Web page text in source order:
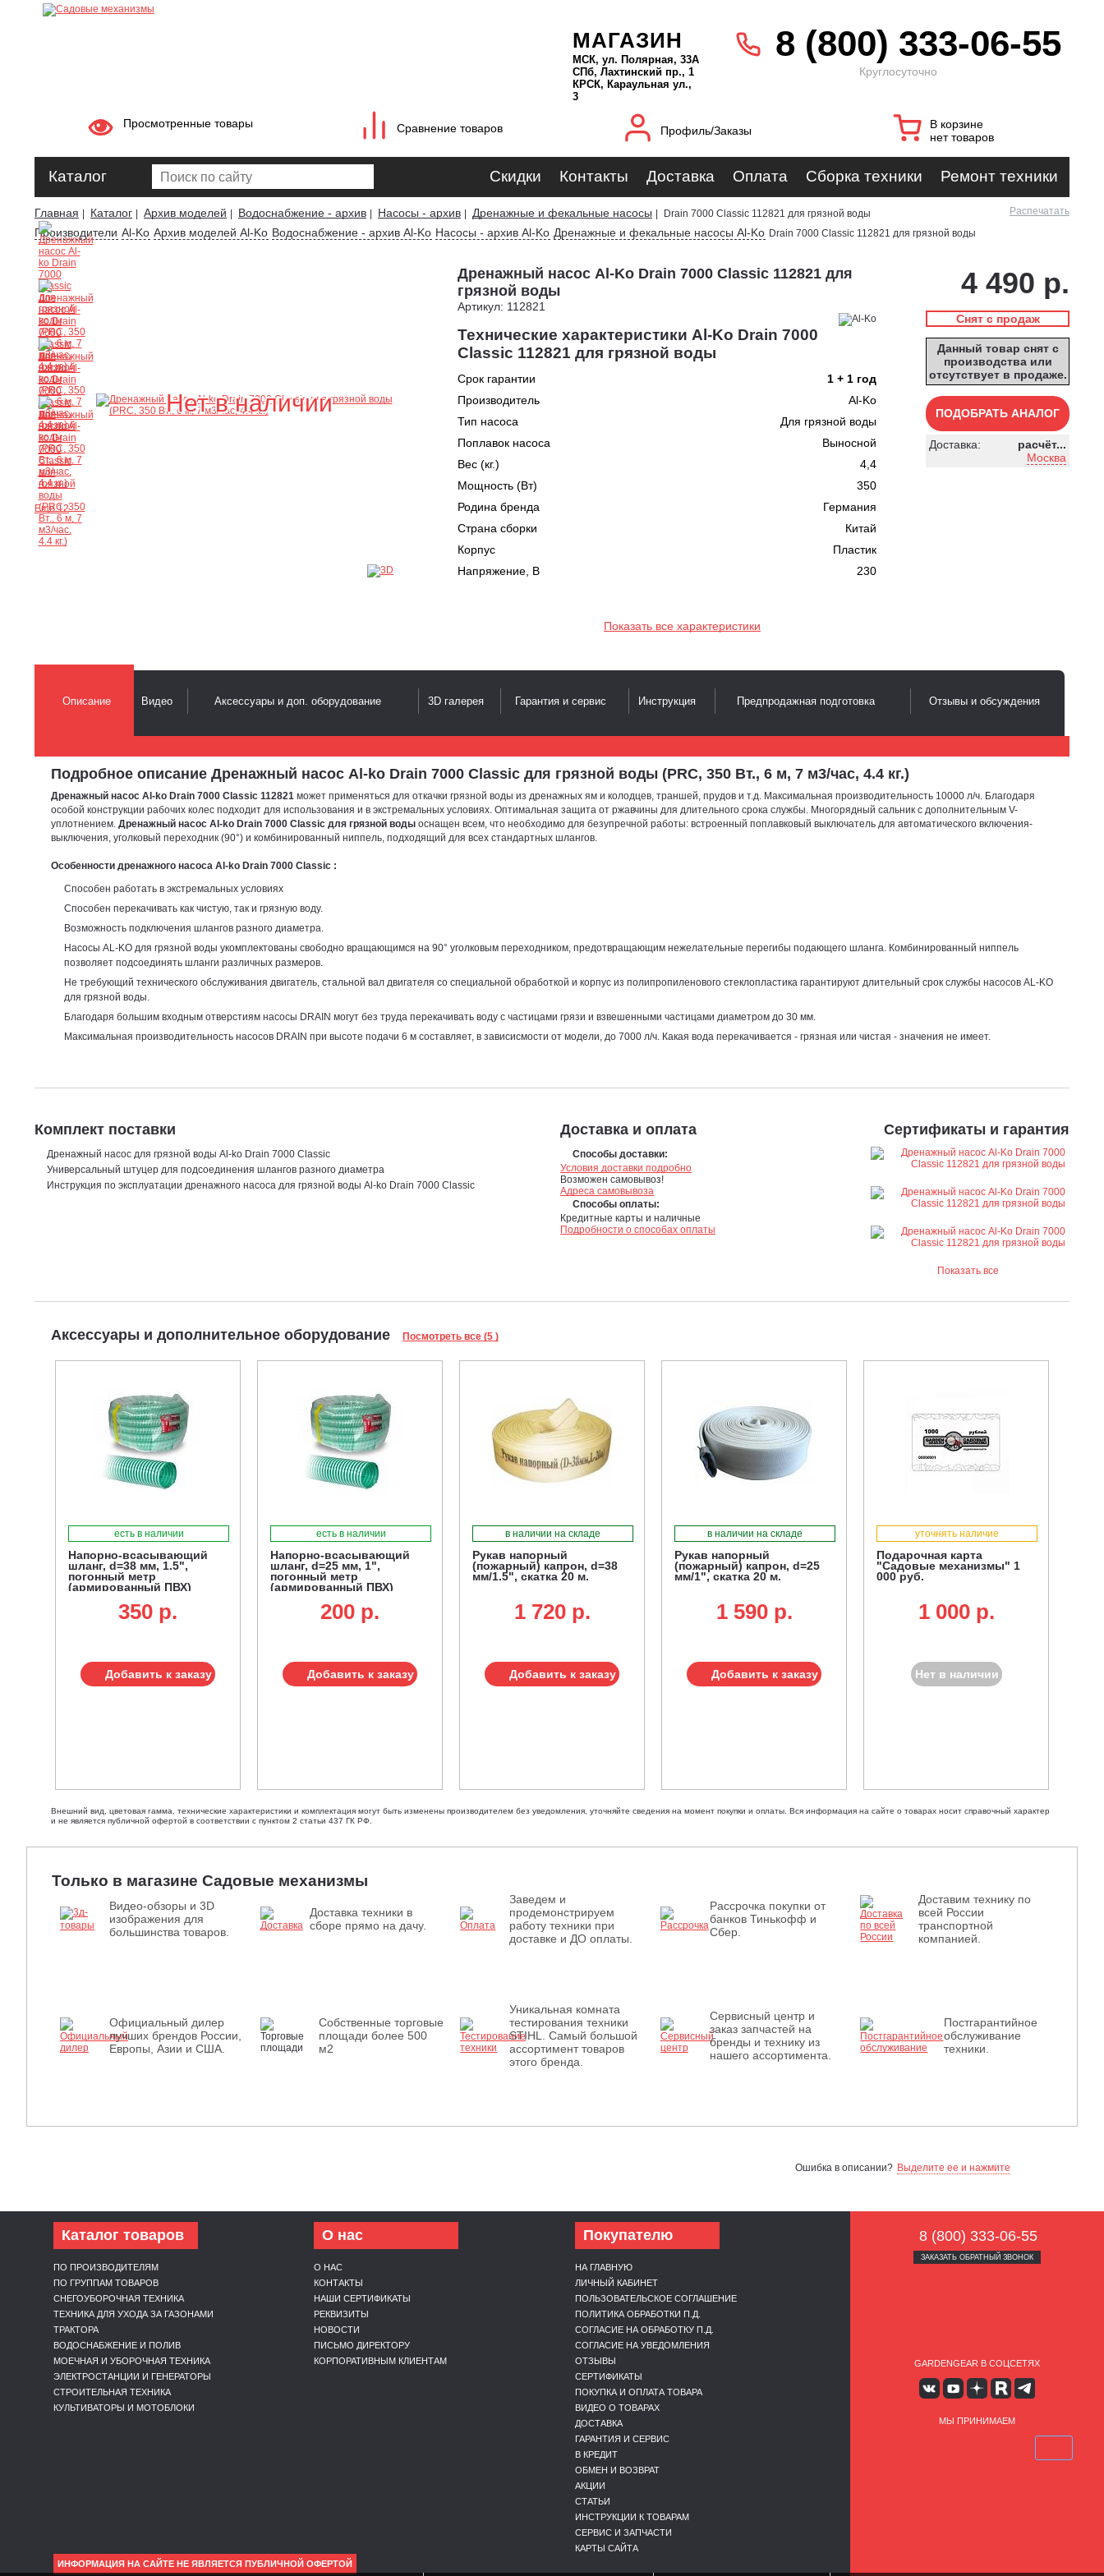
МАГАЗИН
МСК, ул. Полярная, 33А
СПб, Лахтинский пр., 1
КРСК, Караульная ул.,
3
8 (800) 333-06-55
Круглосуточно
Просмотренные товары Сравнение товаров Профиль/Заказы
В корзине
нет товаров
Каталог Скидки Контакты Доставка Оплата Сборка техники Ремонт техники
Главная Каталог Архив моделей Водоснабжение - архив Насосы - архив Дренажные и фекальные насосы Drain 7000 Classic 112821 для грязной воды Распечатать
Производители Al-Ko Архив моделей Al-Ko Водоснабжение - архив Al-Ko Насосы - архив Al-Ko Дренажные и фекальные насосы Al-Ko Drain 7000 Classic 112821 для грязной воды
Нет в наличии
Ещё 12
Дренажный насос Al-Ko Drain 7000 Classic 112821 для
грязной воды
Артикул: 112821
Технические характеристики Al-Ko Drain 7000
Classic 112821 для грязной воды
Срок гарантии
1 + 1 год
Производитель
Al-Ko
Тип насоса
Для грязной воды
Поплавок насоса
Выносной
Вес (кг.)
4,4
Мощность (Вт)
350
Родина бренда
Германия
Страна сборки
Китай
Корпус
Пластик
Напряжение, В
230
Показать все характеристики
4 490 р.
Снят с продаж
Данный товар снят с
производства или
отсутствует в продаже.
ПОДОБРАТЬ АНАЛОГ
Доставка:
расчёт...
Москва
Подробное описание Дренажный насос Al-ko Drain 7000 Classic для грязной воды (PRC, 350 Вт., 6 м, 7 м3/час, 4.4 кг.)
Дренажный насос Al-ko Drain 7000 Classic 112821 может применяться для откачки грязной воды из дренажных ям и колодцев, траншей, прудов и т.д. Максимальная производительность 10000 л/ч. Благодаря
особой конструкции рабочих колес подходит для использования и в экстремальных условиях. Оптимальная защита от ржавчины для длительного срока службы. Многорядный сальник с дополнительным V-
уплотнением. Дренажный насос Al-ko Drain 7000 Classic для грязной воды оснащен всем, что необходимо для безупречной работы: встроенный поплавковый выключатель для автоматического включения-
выключения, уголковый переходник (90°) и комбинированный ниппель, подходящий для всех стандартных шлангов.
Особенности дренажного насоса Al-ko Drain 7000 Classic :
Способен работать в экстремальных условиях
Способен перекачивать как чистую, так и грязную воду.
Возможность подключения шлангов разного диаметра.
Насосы AL-KO для грязной воды укомплектованы свободно вращающимся на 90° уголковым переходником, предотвращающим нежелательные перегибы подающего шланга. Комбинированный ниппель
позволяет подсоединять шланги различных размеров.
Не требующий технического обслуживания двигатель, стальной вал двигателя со специальной обработкой и корпус из полипропиленового стеклопластика гарантируют длительный срок службы насосов AL-KO
для грязной воды.
Благодаря большим входным отверстиям насосы DRAIN могут без труда перекачивать воду с частицами грязи и взвешенными частицами диаметром до 30 мм.
Максимальная производительность насосов DRAIN при высоте подачи 6 м составляет, в зависисмости от модели, до 7000 л/ч. Какая вода перекачивается - грязная или чистая - значения не имеет.
Комплект поставки
Дренажный насос для грязной воды Al-ko Drain 7000 Classic
Универсальный штуцер для подсоединения шлангов разного диаметра
Инструкция по эксплуатации дренажного насоса для грязной воды Al-ko Drain 7000 Classic
Доставка и оплата
Способы доставки:
Условия доставки подробно
Возможен самовывоз!
Адреса самовывоза
Способы оплаты:
Кредитные карты и наличные
Подробности о способах оплаты
Сертификаты и гарантия
Показать все
Аксессуары и дополнительное оборудование Посмотреть все (5 )
есть в наличии
Напорно-всасывающий
шланг, d=38 мм, 1.5",
погонный метр
(армированный ПВХ)
350 p.
Добавить к заказу
есть в наличии
Напорно-всасывающий
шланг, d=25 мм, 1",
погонный метр
(армированный ПВХ)
200 p.
Добавить к заказу
в наличии на складе
Рукав напорный
(пожарный) капрон, d=38
мм/1.5", скатка 20 м.
1 720 p.
Добавить к заказу
в наличии на складе
Рукав напорный
(пожарный) капрон, d=25
мм/1", скатка 20 м.
1 590 p.
Добавить к заказу
уточнять наличие
Подарочная карта
"Садовые механизмы" 1
000 руб.
1 000 p.
Нет в наличии
Описание Видео Аксессуары и доп. оборудование 3D галерея Гарантия и сервис Инструкция Предпродажная подготовка Отзывы и обсуждения
Внешний вид, цветовая гамма, технические характеристики и комплектация могут быть изменены производителем без уведомления, уточняйте сведения на момент покупки и оплаты. Вся информация на сайте о товарах носит справочный характер
и не является публичной офертой в соответствии с пунктом 2 статьи 437 ГК РФ.
Только в магазине Садовые механизмы
Видео-обзоры и 3D
изображения для
большинства товаров.
Доставка техники в
сборе прямо на дачу.
Заведем и
продемонстрируем
работу техники при
доставке и ДО оплаты.
Рассрочка покупки от
банков Тинькофф и
Сбер.
Доставим технику по
всей России
транспортной
компанией.
Официальный дилер
лучших брендов России,
Европы, Азии и США.
Собственные торговые
площади более 500
м2
Уникальная комната
тестирования техники
STIHL. Самый большой
ассортимент товаров
этого бренда.
Сервисный центр и
заказ запчастей на
бренды и технику из
нашего ассортимента.
Постгарантийное
обслуживание
техники.
Ошибка в описании? Выделите ее и нажмите
Каталог товаров
ПО ПРОИЗВОДИТЕЛЯМ
ПО ГРУППАМ ТОВАРОВ
СНЕГОУБОРОЧНАЯ ТЕХНИКА
ТЕХНИКА ДЛЯ УХОДА ЗА ГАЗОНАМИ
ТРАКТОРА
ВОДОСНАБЖЕНИЕ И ПОЛИВ
МОЕЧНАЯ И УБОРОЧНАЯ ТЕХНИКА
ЭЛЕКТРОСТАНЦИИ И ГЕНЕРАТОРЫ
СТРОИТЕЛЬНАЯ ТЕХНИКА
КУЛЬТИВАТОРЫ И МОТОБЛОКИ
О нас
О НАС
КОНТАКТЫ
НАШИ СЕРТИФИКАТЫ
РЕКВИЗИТЫ
НОВОСТИ
ПИСЬМО ДИРЕКТОРУ
КОРПОРАТИВНЫМ КЛИЕНТАМ
Покупателю
НА ГЛАВНУЮ
ЛИЧНЫЙ КАБИНЕТ
ПОЛЬЗОВАТЕЛЬСКОЕ СОГЛАШЕНИЕ
ПОЛИТИКА ОБРАБОТКИ П.Д.
СОГЛАСИЕ НА ОБРАБОТКУ П.Д.
СОГЛАСИЕ НА УВЕДОМЛЕНИЯ
ОТЗЫВЫ
СЕРТИФИКАТЫ
ПОКУПКА И ОПЛАТА ТОВАРА
ВИДЕО О ТОВАРАХ
ДОСТАВКА
ГАРАНТИЯ И СЕРВИС
В КРЕДИТ
ОБМЕН И ВОЗВРАТ
АКЦИИ
СТАТЬИ
ИНСТРУКЦИИ К ТОВАРАМ
СЕРВИС И ЗАПЧАСТИ
КАРТЫ САЙТА
ИНФОРМАЦИЯ НА САЙТЕ НЕ ЯВЛЯЕТСЯ ПУБЛИЧНОЙ ОФЕРТОЙ
8 (800) 333-06-55
ЗАКАЗАТЬ ОБРАТНЫЙ ЗВОНОК
GARDENGEAR В СОЦСЕТЯХ
МЫ ПРИНИМАЕМ